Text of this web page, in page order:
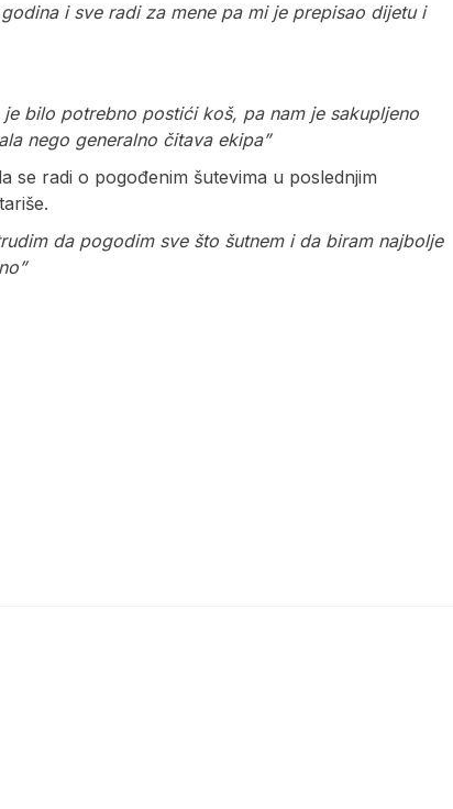
i sve radi za mene pa mi je prepisao dijetu i
bilo potrebno postići koš, pa nam je sakupljeno
nego generalno čitava ekipa”
se radi o pogođenim šutevima u poslednjim
da pogodim sve što šutnem i da biram najbolje